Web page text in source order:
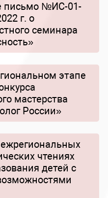
письмо №ИС-01-
г. о
семинара
этапе
мастерства
России»
чтениях
детей с